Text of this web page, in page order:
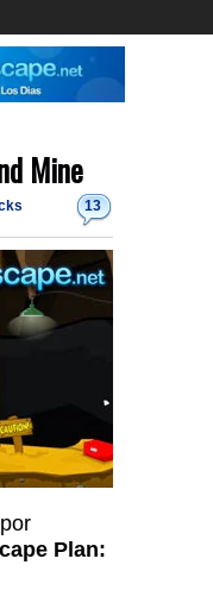
Mine
13
Plan: